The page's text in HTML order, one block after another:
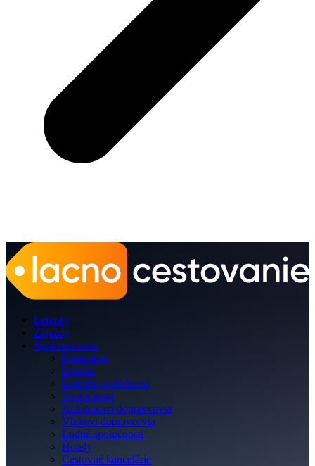
Letenky
Zájazdy
Sprievodcovia
Destinácie
Letisko
Letecké spoločnosti
Spoločnosti
Autobusoví dopravcovia
Vlakoví dopravcovia
Lodné spoločnosti
Hotely
Cestovné kancelárie